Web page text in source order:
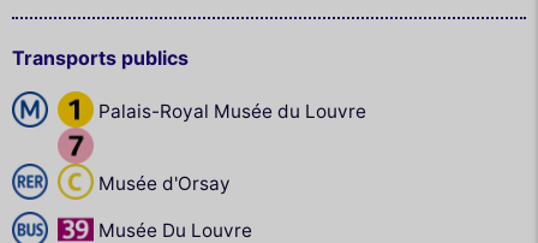
Transports publics
Palais-Royal Musée du Louvre
Musée d'Orsay
Musée Du Louvre